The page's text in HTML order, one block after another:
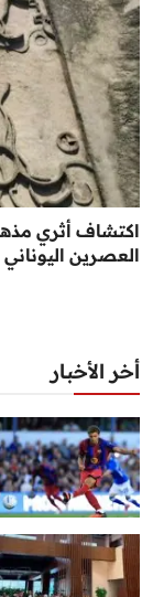
اكتشاف أثري
العصرين
أخر الأخبار